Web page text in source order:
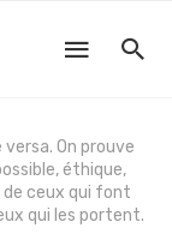
On prouve
éthique,
de ceux qui font
qui les portent.